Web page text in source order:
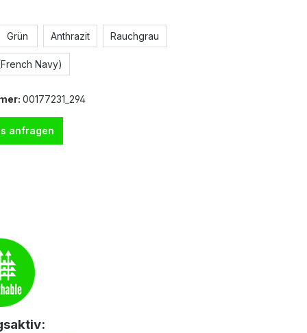
Grün Anthrazit Rauchgrau
Navy)
00177231_294
anfragen